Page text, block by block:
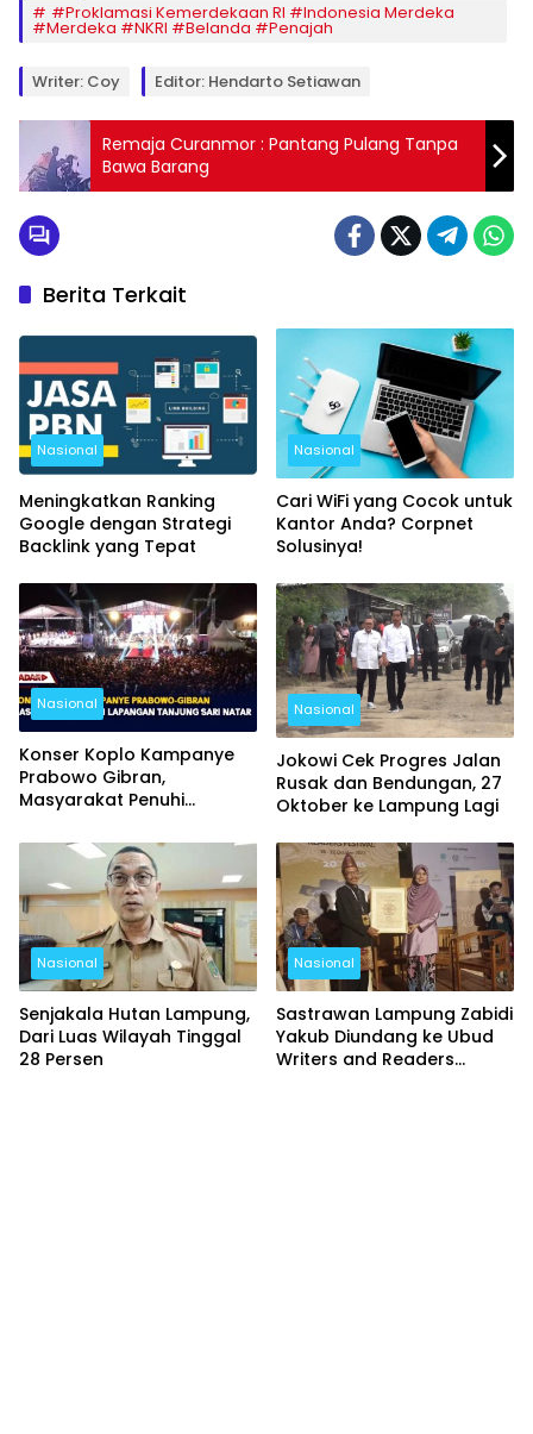
#Proklamasi Kemerdekaan RI #Indonesia Merdeka
#Merdeka #NKRI #Belanda #Penajah
Writer: Coy Editor: Hendarto Setiawan
Remaja Curanmor : Pantang Pulang Tanpa
Bawa Barang
Berita Terkait
Nasional
Meningkatkan Ranking
Google dengan Strategi
Backlink yang Tepat
Nasional
Cari WiFi yang Cocok untuk
Kantor Anda? Corpnet
Solusinya!
Nasional
Konser Koplo Kampanye
Prabowo Gibran,
Masyarakat Penuhi
Natar
Nasional
Jokowi Cek Progres Jalan
Rusak dan Bendungan, 27
Oktober ke Lampung Lagi
Nasional
Senjakala Hutan Lampung,
Dari Luas Wilayah Tinggal
28 Persen
Nasional
Sastrawan Lampung Zabidi
Yakub Diundang ke Ubud
Writers and Readers